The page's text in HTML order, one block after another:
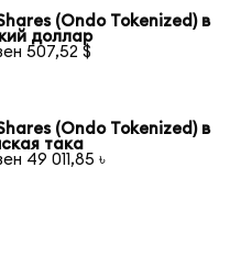
(Ondo Tokenized) в
доллар
507,52 $
(Ondo Tokenized) в
така
49 011,85 ৳